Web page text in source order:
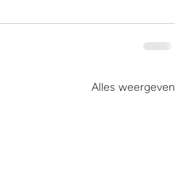
Alles weergeven